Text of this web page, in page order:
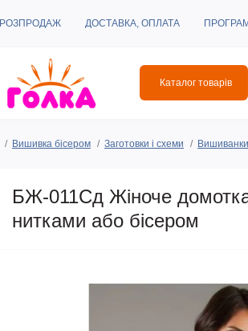
РОЗПРОДАЖ ДОСТАВКА, ОПЛАТА
Каталог товарів
Вишивка бісером Заготовки і схеми Вишиванки
БЖ-011Сд Жіноче
нитками або бісером